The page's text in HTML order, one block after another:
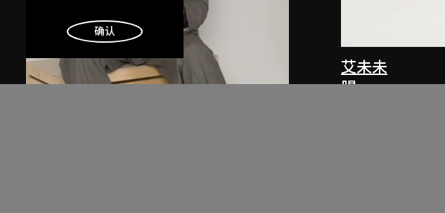
艾未未
腸
明白
确认